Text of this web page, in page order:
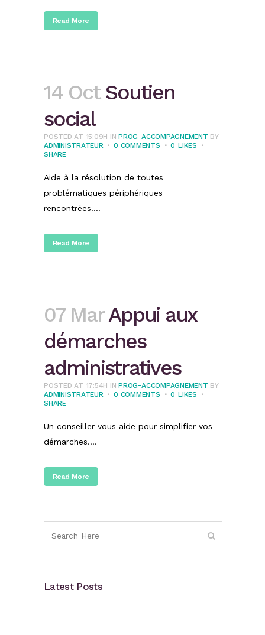
Read More
14 Oct Soutien
social
POSTED AT 15:09H INPROG-ACCOMPAGNEMENT BY
ADMINISTRATEUR
0 COMMENTS 0 LIKES
SHARE
Aide à la résolution de toutes
problématiques périphériques
rencontrées....
Read More
07 MarAppui aux
démarches
administratives
POSTED AT 17:54H INPROG-ACCOMPAGNEMENT BY
ADMINISTRATEUR
0 COMMENTS 0 LIKES
SHARE
Un conseiller vous aide pour simplifier vos
démarches....
Read More
Latest Posts